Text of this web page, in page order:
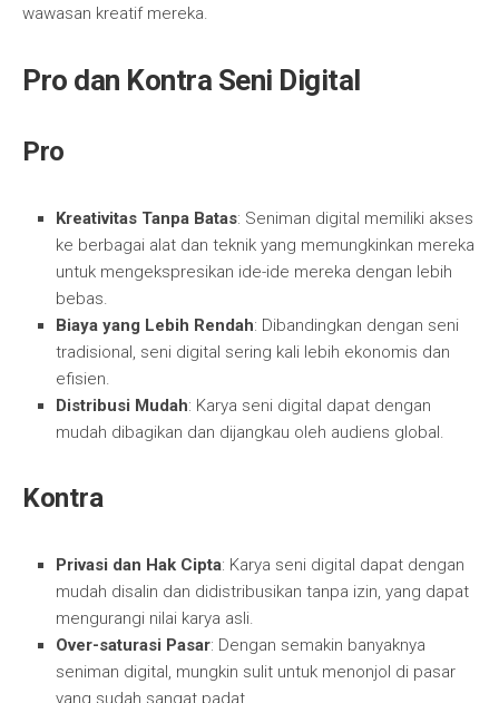
wawasan kreatif mereka.
Pro dan Kontra Seni Digital
Pro
Kreativitas Tanpa Batas: Seniman digital memiliki akses
ke berbagai alat dan teknik yang memungkinkan mereka
untuk mengekspresikan ide-ide mereka dengan lebih
bebas.
Biaya yang Lebih Rendah: Dibandingkan dengan seni
tradisional, seni digital sering kali lebih ekonomis dan
efisien.
Distribusi Mudah: Karya seni digital dapat dengan
mudah dibagikan dan dijangkau oleh audiens global.
Kontra
Privasi dan Hak Cipta: Karya seni digital dapat dengan
mudah disalin dan didistribusikan tanpa izin, yang dapat
mengurangi nilai karya asli.
Over-saturasi Pasar: Dengan semakin banyaknya
seniman digital, mungkin sulit untuk menonjol di pasar
yang sudah sangat padat.